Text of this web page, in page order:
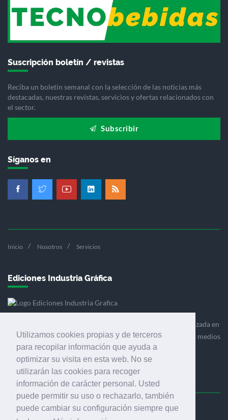
Utilizamos cookies propias y de terceros
para recopilar información que ayuda a
optimizar su visita en esta web. No se
utilizarán las cookies para recoger
información de carácter personal. Usted
puede permitir su uso o rechazarlo, también
puede cambiar su configuración siempre que
Suscripción boletín / revistas
Reciba un boletín semanal con la selección de las noticias más
destacadas, nuestras revistas, servicios y ofertas relacionados con
el sector.
Subscribir
Síganos en
Inicio Nosotros Servicios
Ediciones Industria Gráfica
Ediciones Industria Gráfica es una empresa editora especializada en
el mercado de la comunicación gráfica que engloba diversos medios
profesionales especializados en el mercado gráfico, la
comunicación visual y el envasado.
Ediciones Industria Gráfica, S.C.P.